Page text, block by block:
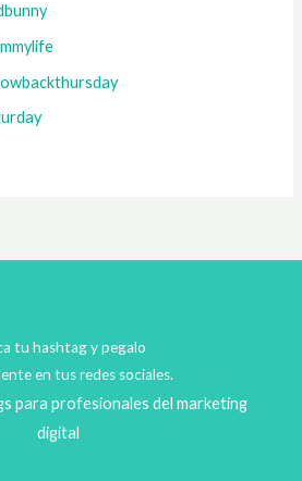
tu hashtag y pegalo
en tus redes sociales.
para profesionales del marketing
digital